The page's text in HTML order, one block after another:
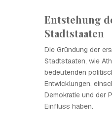
Entstehung
Stadtstaaten
Die Gründung der
Stadtstaaten, wie
bedeutenden
Entwicklungen,
Demokratie und der
Einfluss haben.